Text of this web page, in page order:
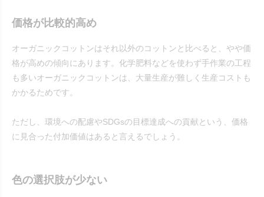
価格が比較的高め
オーガニックコットンはそれ以外のコットンと比べると、やや価
格が高めの傾向にあります。化学肥料などを使わず手作業の工程
も多いオーガニックコットンは、大量生産が難しく生産コストも
かかるためです。
ただし、環境への配慮やSDGsの目標達成への貢献という、価格
に見合った付加価値はあると言えるでしょう。
色の選択肢が少ない